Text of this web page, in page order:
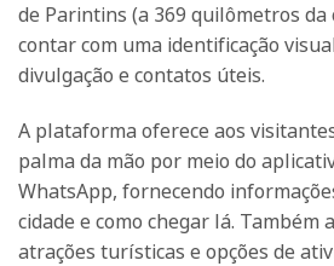
de Parintins (a 369 quilômetros da
contar com uma identificação
divulgação e contatos úteis.
A plataforma oferece aos
palma da mão por meio do
WhatsApp, fornecendo
cidade e como chegar lá. Também
atrações turísticas e opções de